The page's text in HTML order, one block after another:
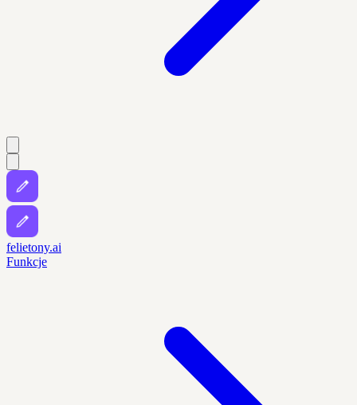
felietony.ai
Funkcje